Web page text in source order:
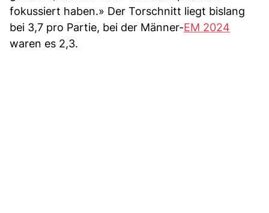
fokussiert haben.» Der Torschnitt liegt bislang
bei 3,7 pro Partie, bei der Männer-EM 2024
waren es 2,3.